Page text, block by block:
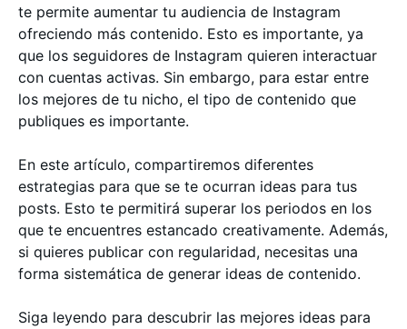
te permite aumentar tu audiencia de Instagram
ofreciendo más contenido. Esto es importante, ya
que los seguidores de Instagram quieren interactuar
con cuentas activas. Sin embargo, para estar entre
los mejores de tu nicho, el tipo de contenido que
publiques es importante.
En este artículo, compartiremos diferentes
estrategias para que se te ocurran ideas para tus
posts. Esto te permitirá superar los periodos en los
que te encuentres estancado creativamente. Además,
si quieres publicar con regularidad, necesitas una
forma sistemática de generar ideas de contenido.
Siga leyendo para descubrir las mejores ideas para